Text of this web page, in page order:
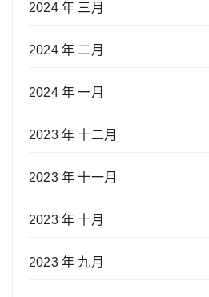
2024 年 三月
2024 年 二月
2024 年 一月
2023 年 十二月
2023 年 十一月
2023 年 十月
2023 年 九月